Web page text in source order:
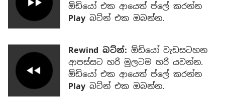
ඕඩියෝ එක ආයෙත් ප්ලේ කරන්න
Play බට්න් එක ඔබන්න.
Rewind බට්න්: ඕඩියෝ වැඩසටහන
ආපස්සට හරි මුලටම හරි යවන්න.
ඕඩියෝ එක ආයෙත් ප්ලේ කරන්න
Play බට්න් එක ඔබන්න.